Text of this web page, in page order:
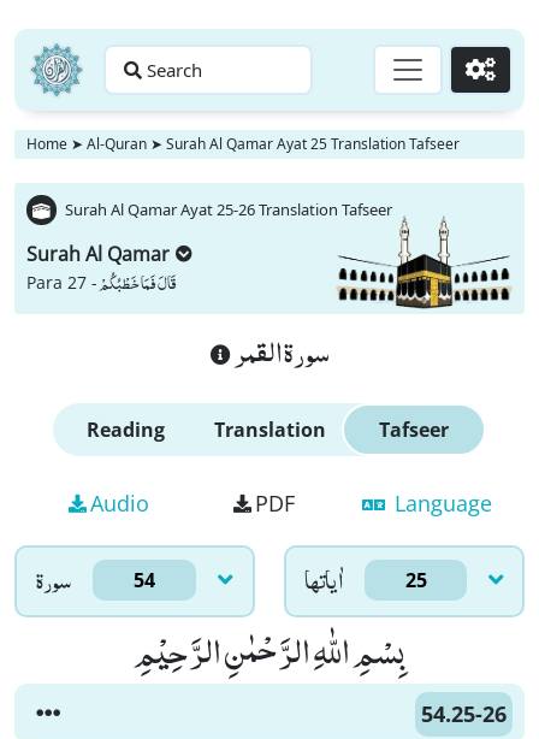
Search Go
Home ➤ Al-Quran ➤ Surah Al Qamar Ayat 25 Translation Tafseer
Surah Al Qamar Ayat 25-26 Translation Tafseer
Surah Al Qamar
Para 27 -قَالَ فَمَا خَطْبُكُمْ
سورة القمر
Reading Translation Tafseer
Audio PDF Language
سورۃ 54 اٰياتها 25
بِسْمِ اللّٰهِ الرَّحْمٰنِ الرَّحِیْمِ
54.25-26